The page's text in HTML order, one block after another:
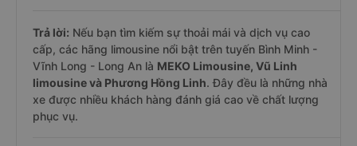
Trả lời: Nếu bạn tìm kiếm sự thoải mái và dịch vụ cao
cấp, các hãng limousine nổi bật trên tuyến Bình Minh -
Vĩnh Long - Long An là MEKO Limousine, Vũ Linh
limousine và Phương Hồng Linh. Đây đều là những nhà
xe được nhiều khách hàng đánh giá cao về chất lượng
phục vụ.